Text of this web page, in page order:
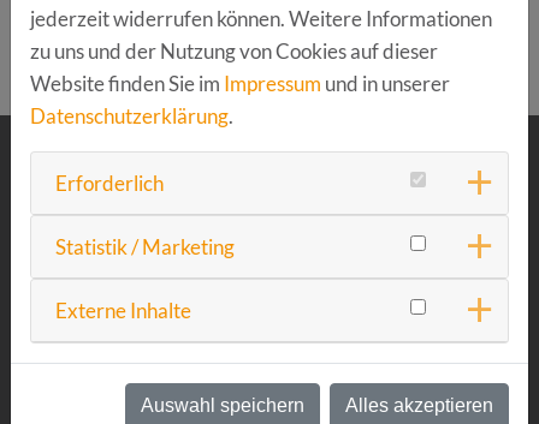
DIE DGO
Über uns
startupgeflüster
NEWS & EVENTS
jederzeit widerrufen können. Weitere Informationen
zu uns und der Nutzung von Cookies auf dieser
Website finden Sie im Impressum und in unserer
Datenschutzerklärung.
Erforderlich
Statistik / Marketing
Externe Inhalte
Auswahl speichern Alles akzeptieren